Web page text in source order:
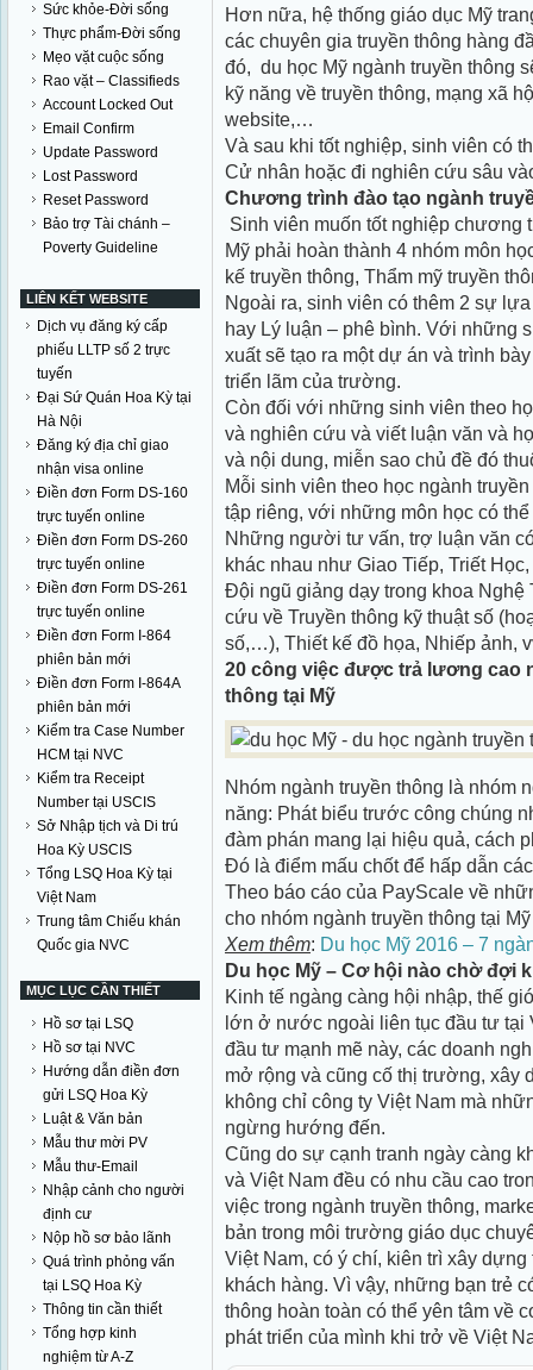
Sức khỏe-Đời sống
Thực phẩm-Đời sống
Mẹo vặt cuộc sống
Rao vặt – Classifieds
Account Locked Out
Email Confirm
Update Password
Lost Password
Reset Password
Bảo trợ Tài chánh –
Poverty Guideline
LIÊN KẾT WEBSITE
Dịch vụ đăng ký cấp
phiếu LLTP số 2 trực
tuyến
Đại Sứ Quán Hoa Kỳ tại
Hà Nội
Đăng ký địa chỉ giao
nhận visa online
Điền đơn Form DS-160
trực tuyến online
Điền đơn Form DS-260
trực tuyến online
Điền đơn Form DS-261
trực tuyến online
Điền đơn Form I-864
phiên bản mới
Điền đơn Form I-864A
phiên bản mới
Kiểm tra Case Number
HCM tại NVC
Kiểm tra Receipt
Number tại USCIS
Sở Nhập tịch và Di trú
Hoa Kỳ USCIS
Tổng LSQ Hoa Kỳ tại
Việt Nam
Trung tâm Chiếu khán
Quốc gia NVC
MỤC LỤC CẦN THIẾT
Hồ sơ tại LSQ
Hồ sơ tại NVC
Hướng dẫn điền đơn
gửi LSQ Hoa Kỳ
Luật & Văn bản
Mẫu thư mời PV
Mẫu thư-Email
Nhập cảnh cho người
định cư
Nộp hồ sơ bảo lãnh
Quá trình phỏng vấn
tại LSQ Hoa Kỳ
Thông tin cần thiết
Tổng hợp kinh
nghiệm từ A-Z
Hơn nữa, hệ thống giáo dục Mỹ
các chuyên gia truyền thông hàng
đó, du học Mỹ ngành truyền thông
kỹ năng về truyền thông, mạng xã
website,…
Và sau khi tốt nghiệp, sinh viên có
Cử nhân hoặc đi nghiên cứu sâu
Chương trình đào tạo ngành
Sinh viên muốn tốt nghiệp chương
Mỹ phải hoàn thành 4 nhóm môn
kế truyền thông, Thẩm mỹ truyền
Ngoài ra, sinh viên có thêm 2 sự
hay Lý luận – phê bình. Với những
xuất sẽ tạo ra một dự án và trình
triển lãm của trường.
Còn đối với những sinh viên theo
và nghiên cứu và viết luận văn và
và nội dung, miễn sao chủ đề đó
Mỗi sinh viên theo học ngành
tập riêng, với những môn học có
Những người tư vấn, trợ luận văn
khác nhau như Giao Tiếp, Triết
Đội ngũ giảng dạy trong khoa
cứu về Truyền thông kỹ thuật số
số,…), Thiết kế đồ họa, Nhiếp ảnh,
20 công việc được trả lương cao
thông tại Mỹ
Nhóm ngành truyền thông là nhóm
năng: Phát biểu trước công chúng
đàm phán mang lại hiệu quả, cách
Đó là điểm mấu chốt để hấp dẫn
Theo báo cáo của PayScale về
cho nhóm ngành truyền thông tại
Xem thêm: Du học Mỹ 2016 – 7
Du học Mỹ – Cơ hội nào chờ đợi
Kinh tế ngàng càng hội nhập, thế
lớn ở nước ngoài liên tục đầu tư tại
đầu tư mạnh mẽ này, các doanh
mở rộng và cũng cố thị trường,
không chỉ công ty Việt Nam mà
ngừng hướng đến.
Cũng do sự cạnh tranh ngày càng
và Việt Nam đều có nhu cầu cao
việc trong ngành truyền thông,
bản trong môi trường giáo dục
Việt Nam, có ý chí, kiên trì xây
khách hàng. Vì vậy, những bạn trẻ
thông hoàn toàn có thể yên tâm về
phát triển của mình khi trở về Việt